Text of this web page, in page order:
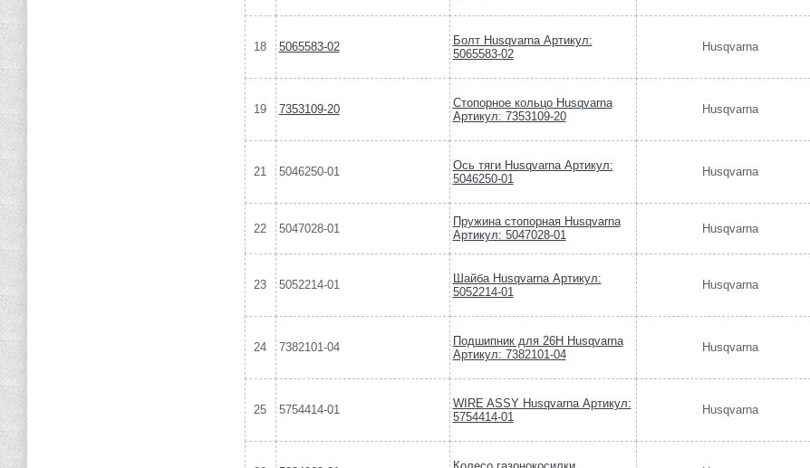
18 5065583-02
Болт Husqvarna Артикул:
5065583-02
Husqvarna
19 7353109-20
Стопорное кольцо Husqvarna
Артикул: 7353109-20
Husqvarna
21 5046250-01
Ось тяги Husqvarna Артикул:
5046250-01
Husqvarna
22 5047028-01
Пружина стопорная Husqvarna
Артикул: 5047028-01
Husqvarna
23 5052214-01
Шайба Husqvarna Артикул:
5052214-01
Husqvarna
24 7382101-04
Подшипник для 26Н Husqvarna
Артикул: 7382101-04
Husqvarna
25 5754414-01
WIRE ASSY Husqvarna Артикул:
5754414-01
Husqvarna